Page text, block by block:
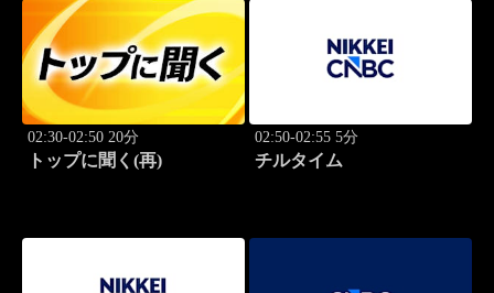
02:30-02:50 20分
トップに聞く(再)
02:50-02:55 5分
チルタイム